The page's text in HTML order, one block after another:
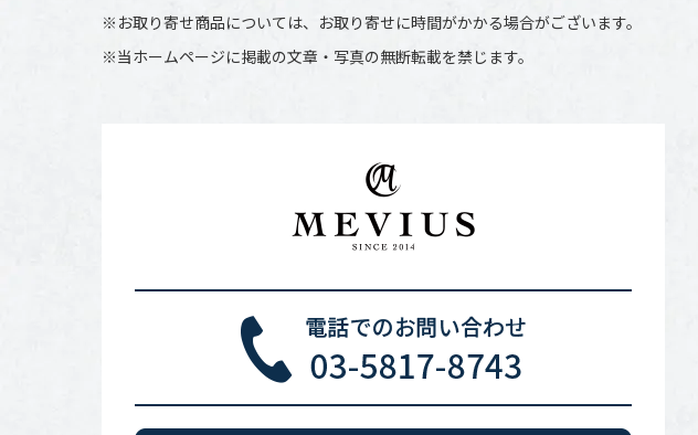
※お取り寄せ商品については、お取り寄せに時間がかかる場合がございます。
※当ホームページに掲載の文章・写真の無断転載を禁じます。